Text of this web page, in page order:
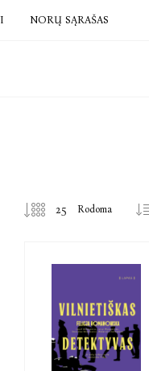
NORŲ SĄRAŠAS
Rodoma